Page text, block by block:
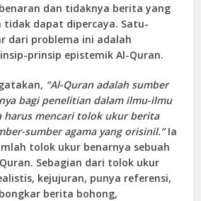
dan tidaknya berita yang
tidak dapat dipercaya. Satu-
dari problema ini adalah
prinsip epistemik Al-Quran.
, “Al-Quran adalah sumber
bagi penelitian dalam ilmu-ilmu
harus mencari tolok ukur berita
sumber agama yang orisinil.”Ia
tolok ukur benarnya sebuah
Sebagian dari tolok ukur
kejujuran, punya referensi,
berita bohong,